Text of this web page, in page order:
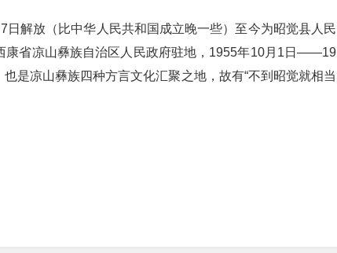
日解放（比中华人民共和国成立晚一些）至今为昭觉县人民
省凉山彝族自治区人民政府驻地，1955年10月1日——19
是凉山彝族四种方言文化汇聚之地，故有“不到昭觉就相当